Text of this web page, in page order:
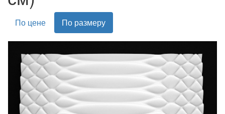
По цене По размеру